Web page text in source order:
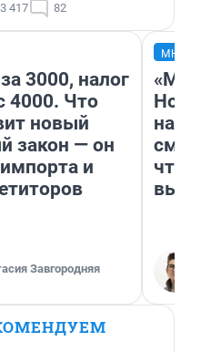
417 82
3000, налог
4000. Что
новый
закон — он
и
Завгородняя
«Мы